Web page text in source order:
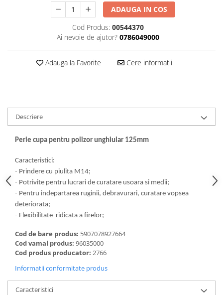
Burghie pentru metal in trepte -
Burghie pentru metal lungi
Dalti, spit-uri SDS+ si SDS MAX
ceramica
Accesorii pentru frezare
Carote pentru ceramica
Carote HSS
Carote si accesorii pentru zidarie
Freze pentru gaurire lemn si gips
carton
Discuri pentru taiere si slefuire
Discuri lamelare cu smirghel
Discuri pentru ferastrau circular
Discuri pentru slefuire gleturi
Discuri pentru taiere si polizare
metal
ADAUGA IN COS
Cod Produs: 00544370
Ai nevoie de ajutor? 0786049000
Adauga la Favorite Cere informatii
Descriere
Perie cupa pentru polizor unghiular 125mm
Caracteristici:
- Prindere cu piulita M14;
- Potrivite pentru lucrari de curatare usoara si medii;
- Pentru indepartarea ruginii, debravurari, curatare vopsea
deteriorata;
- Flexibilitate ridicata a firelor;
Cod de bare produs: 5907078927664
Cod vamal produs: 96035000
Cod produs producator: 2766
Informatii conformitate produs
Caracteristici